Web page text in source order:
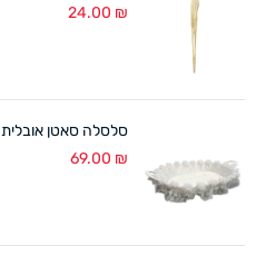
24.00 ₪
סלסלה סאטן אובלית 50/37+9 ס"מ לבן
69.00 ₪